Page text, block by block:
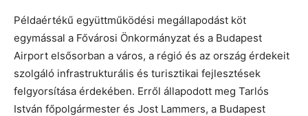
Példaértékű együttműködési megállapodást köt
egymással a Fővárosi Önkormányzat és a Budapest
Airport elsősorban a város, a régió és az ország érdekeit
szolgáló infrastrukturális és turisztikai fejlesztések
felgyorsítása érdekében. Erről állapodott meg Tarlós
István főpolgármester és Jost Lammers, a Budapest